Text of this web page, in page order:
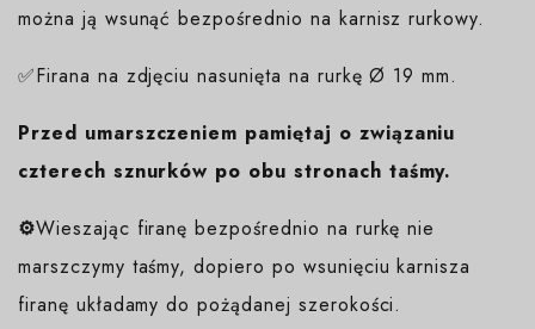
można ją wsunąć bezpośrednio na karnisz rurkowy.
✅Firana na zdjęciu nasunięta na rurkę Ø 19 mm.
Przed umarszczeniem pamiętaj o związaniu
czterech sznurków po obu stronach taśmy.
⚙️Wieszając firanę bezpośrednio na rurkę nie
marszczymy taśmy, dopiero po wsunięciu karnisza
firanę układamy do pożądanej szerokości.